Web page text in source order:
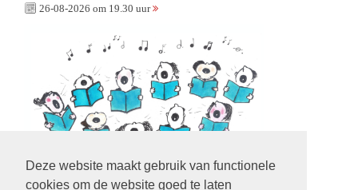
Deze website maakt gebruik van functionele
cookies om de website goed te laten
26-08-2026 om 19.30 uur